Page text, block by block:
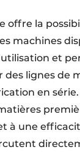
offre la
machines
et
des lignes de
en
à une